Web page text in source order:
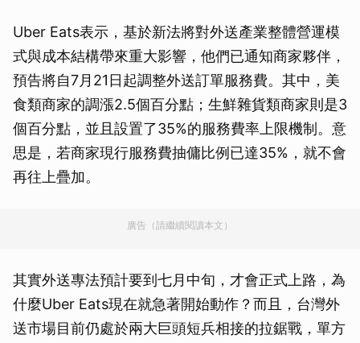
Uber Eats表示，基於新法將對外送產業整體營運模
式與成本結構帶來重大影響，他們已通知商家夥伴，
預告將自7月21日起調整外送訂單服務費。其中，美
食類商家的調漲2.5個百分點；生鮮雜貨類商家則是3
個百分點，並且設置了35%的服務費率上限機制。意
思是，若商家現行服務費抽傭比例已達35%，就不會
再往上疊加。
廣告（請繼續閱讀本文）
其實外送專法預計要到七月中旬，才會正式上路，為
什麼Uber Eats現在就急著開始動作？而且，台灣外
送市場目前仍處於兩大巨頭短兵相接的拉鋸戰，單方